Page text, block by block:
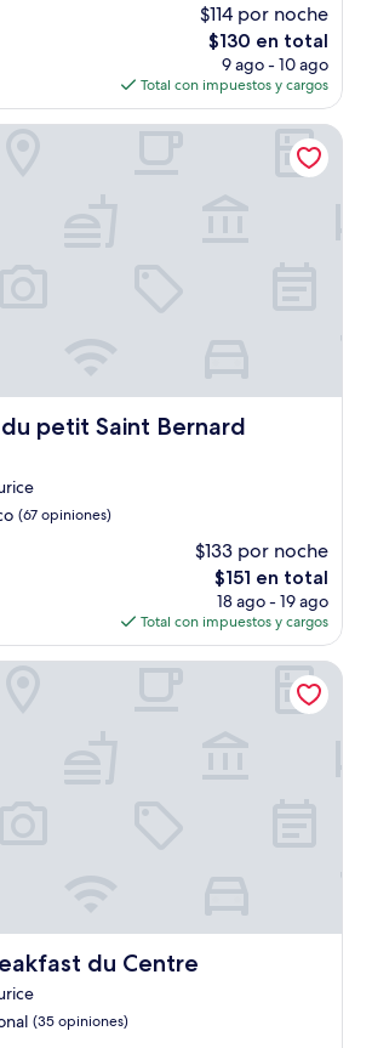
$114 por noche
El
precio
actual
es
de
$130 en total
9 ago - 10 ago
Total con impuestos y cargos
petit Saint Bernard
Saint Bernard
(67 opiniones)
$133 por noche
El
precio
actual
es
de
$151 en total
18 ago - 19 ago
Total con impuestos y cargos
Saint Bernard
du Centre
du Centre
(35 opiniones)
du Centre